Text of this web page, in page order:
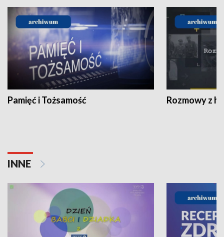
Pamięć i Tożsamość Rozmowy z
INNE